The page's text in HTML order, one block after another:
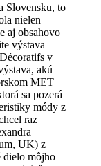
Slovensku, to
nielen
aj obsahovo
výstava
v
akú
MET
sa pozerá
módy z
raz
UK) z
dielo môjho